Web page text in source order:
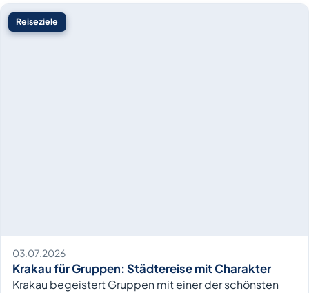
Reiseziele
03.07.2026
Krakau für Gruppen: Städtereise mit Charakter
Krakau begeistert Gruppen mit einer der schönsten